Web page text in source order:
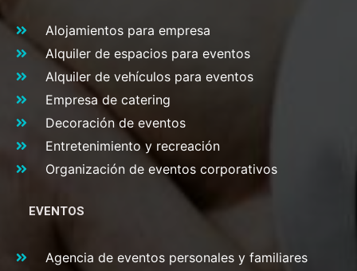
Alojamientos para empresa
Alquiler de espacios para eventos
Alquiler de vehículos para eventos
Empresa de catering
Decoración de eventos
Entretenimiento y recreación
Organización de eventos corporativos
EVENTOS
Agencia de eventos personales y familiares